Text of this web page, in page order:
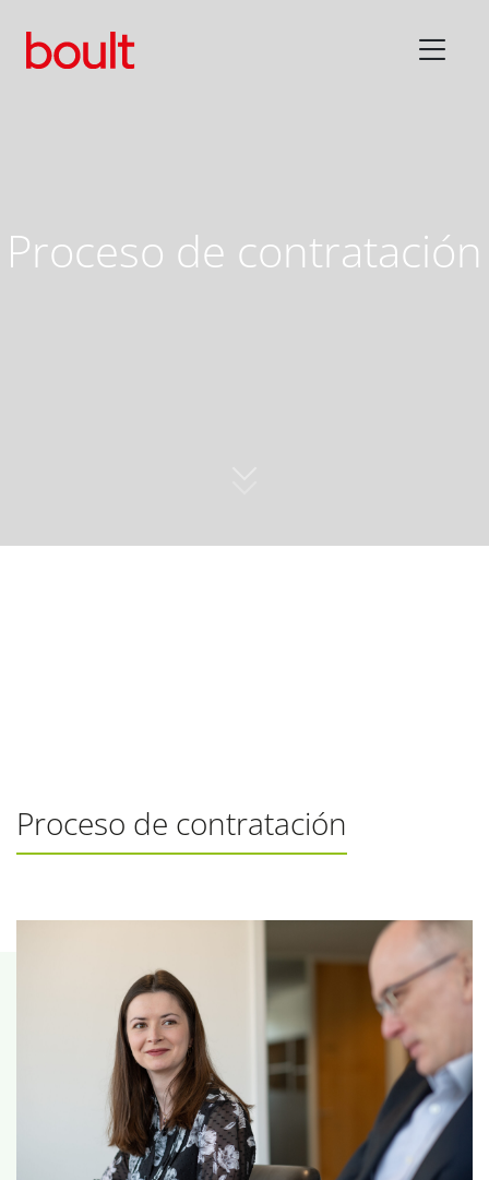
Proceso de contratación
Proceso de contratación